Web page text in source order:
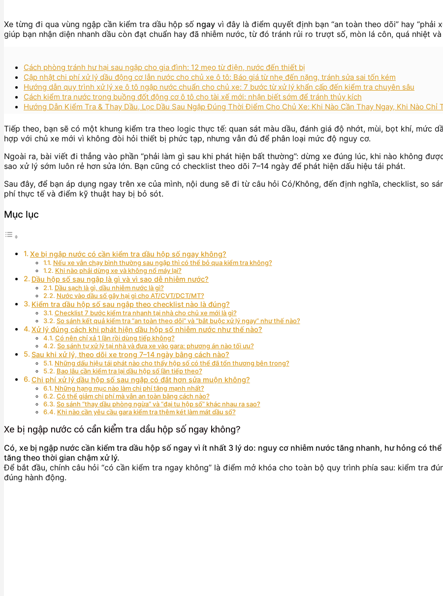
Xe từng đi qua vùng ngập cần kiểm tra dầu hộp số ngay vì đây là điểm quyết định bạn “an toàn theo dõi” hay “phải
giúp bạn nhận diện nhanh dầu còn đạt chuẩn hay đã nhiễm nước, từ đó tránh rủi ro trượt số, mòn lá côn, quá nhiệt
Cách phòng tránh hư hại sau ngập cho gia đình: 12 mẹo từ điện, nước đến thiết bị
Cập nhật chi phí xử lý dầu động cơ lẫn nước cho chủ xe ô tô: Báo giá từ nhẹ đến nặng, tránh sửa sai tốn kém
Hướng dẫn quy trình xử lý xe ô tô ngập nước chuẩn cho chủ xe: 7 bước từ xử lý khẩn cấp đến kiểm tra chuyên sâu
Cách kiểm tra nước trong buồng đốt động cơ ô tô cho tài xế mới: nhận biết sớm để tránh thủy kích
Hướng Dẫn Kiểm Tra & Thay Dầu, Lọc Dầu Sau Ngập Đúng Thời Điểm Cho Chủ Xe: Khi Nào Cần Thay Ngay, Khi Nào Chỉ
Tiếp theo, bạn sẽ có một khung kiểm tra theo logic thực tế: quan sát màu dầu, đánh giá độ nhớt, mùi, bọt khí, mức
hợp với chủ xe mới vì không đòi hỏi thiết bị phức tạp, nhưng vẫn đủ để phân loại mức độ nguy cơ.
Ngoài ra, bài viết đi thẳng vào phần “phải làm gì sau khi phát hiện bất thường”: dừng xe đúng lúc, khi nào không
sao xử lý sớm luôn rẻ hơn sửa lớn. Bạn cũng có checklist theo dõi 7–14 ngày để phát hiện dấu hiệu tái phát.
Sau đây, để bạn áp dụng ngay trên xe của mình, nội dung sẽ đi từ câu hỏi Có/Không, đến định nghĩa, checklist, so
phí thực tế và điểm kỹ thuật hay bị bỏ sót.
Mục lục
Xe bị ngập nước có cần kiểm tra dầu hộp số ngay không?
Nếu xe vẫn chạy bình thường sau ngập thì có thể bỏ qua kiểm tra không?
Khi nào phải dừng xe và không nổ máy lại?
Dầu hộp số sau ngập là gì và vì sao dễ nhiễm nước?
Dầu sạch là gì, dầu nhiễm nước là gì?
Nước vào dầu số gây hại gì cho AT/CVT/DCT/MT?
Kiểm tra dầu hộp số sau ngập theo checklist nào là đúng?
Checklist 7 bước kiểm tra nhanh tại nhà cho chủ xe mới là gì?
So sánh kết quả kiểm tra “an toàn theo dõi” và “bắt buộc xử lý ngay” như thế nào?
Xử lý đúng cách khi phát hiện dầu hộp số nhiễm nước như thế nào?
Có nên chỉ xả 1 lần rồi dùng tiếp không?
So sánh tự xử lý tại nhà và đưa xe vào gara: phương án nào tối ưu?
Sau khi xử lý, theo dõi xe trong 7–14 ngày bằng cách nào?
Những dấu hiệu tái phát nào cho thấy hộp số có thể đã tổn thương bên trong?
Bao lâu cần kiểm tra lại dầu hộp số lần tiếp theo?
Chi phí xử lý dầu hộp số sau ngập có đắt hơn sửa muộn không?
Những hạng mục nào làm chi phí tăng mạnh nhất?
Có thể giảm chi phí mà vẫn an toàn bằng cách nào?
So sánh “thay dầu phòng ngừa” và “đại tu hộp số” khác nhau ra sao?
Khi nào cần yêu cầu gara kiểm tra thêm két làm mát dầu số?
Xe bị ngập nước có cần kiểm tra dầu hộp số ngay không?
Có, xe bị ngập nước cần kiểm tra dầu hộp số ngay vì ít nhất 3 lý do: nguy cơ nhiễm nước tăng nhanh, hư hỏng có
tăng theo thời gian chậm xử lý.
Để bắt đầu, chính câu hỏi “có cần kiểm tra ngay không” là điểm mở khóa cho toàn bộ quy trình phía sau: kiểm tra
đúng hành động.